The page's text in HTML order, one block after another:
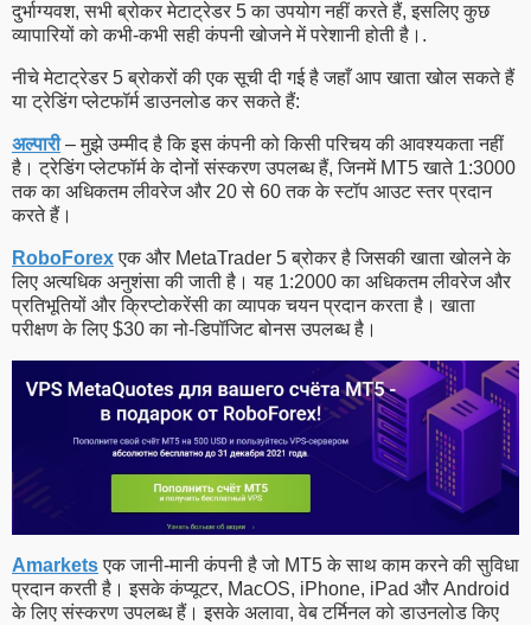
दुर्भाग्यवश, सभी ब्रोकर मेटाट्रेडर 5 का उपयोग नहीं करते हैं, इसलिए कुछ
व्यापारियों को कभी-कभी सही कंपनी खोजने में परेशानी होती है।.
नीचे मेटाट्रेडर 5 ब्रोकरों की एक सूची दी गई है जहाँ आप खाता खोल सकते हैं
या ट्रेडिंग प्लेटफॉर्म डाउनलोड कर सकते हैं:
अल्पारी– मुझे उम्मीद है कि इस कंपनी को किसी परिचय की आवश्यकता नहीं
है। ट्रेडिंग प्लेटफॉर्म के दोनों संस्करण उपलब्ध हैं, जिनमें MT5 खाते 1:3000
तक का अधिकतम लीवरेज और 20 से 60 तक के स्टॉप आउट स्तर प्रदान
करते हैं।
RoboForexएक और MetaTrader 5 ब्रोकर है जिसकी खाता खोलने के
लिए अत्यधिक अनुशंसा की जाती है। यह 1:2000 का अधिकतम लीवरेज और
प्रतिभूतियों और क्रिप्टोकरेंसी का व्यापक चयन प्रदान करता है। खाता
परीक्षण के लिए $30 का नो-डिपॉजिट बोनस उपलब्ध है।
Amarketsएक जानी-मानी कंपनी है जो MT5 के साथ काम करने की सुविधा
प्रदान करती है। इसके कंप्यूटर, MacOS, iPhone, iPad और Android
के लिए संस्करण उपलब्ध हैं। इसके अलावा, वेब टर्मिनल को डाउनलोड किए